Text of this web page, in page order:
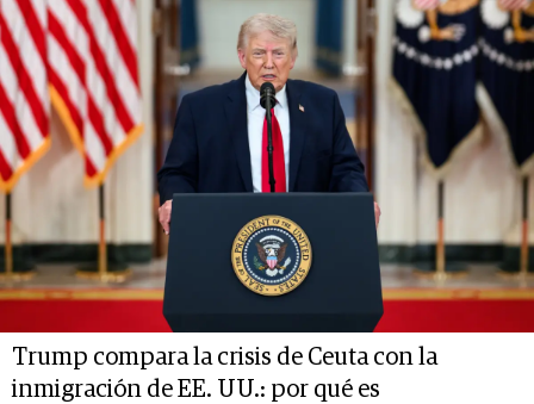
Trump compara la crisis de Ceuta con la
inmigración de EE. UU.: por qué es